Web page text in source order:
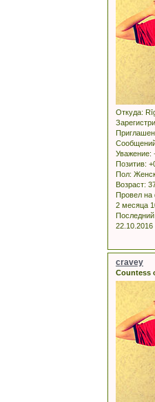
Откуда:
Уважение:
Позитив:
Пол:
Возраст:
Провел на
2 месяца
Последний
22.10.2016
cravey
Countess